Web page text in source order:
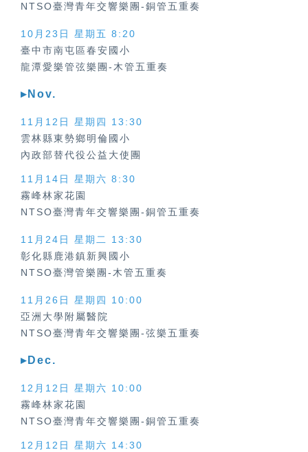
NTSO臺灣青年交響樂團-銅管五重奏
10月23日 星期五 8:20
臺中市南屯區春安國小
龍潭愛樂管弦樂團-木管五重奏
▸Nov.
11月12日 星期四
13:30
雲林縣東勢鄉明倫國小
內政部替代役公益大使團
11月14日 星期六 8:30
霧峰林家花園
NTSO臺灣青年交響樂團-銅管五重奏
11月24日 星期二 13:30
彰化縣鹿港鎮新興國小
NTSO臺灣管樂團-木管五重奏
11月26日 星期四 10:00
亞洲大學附屬醫院
NTSO臺灣青年交響樂團-弦樂五重奏
▸Dec.
12月12日 星期六 10:00
霧峰林家花園
NTSO臺灣青年交響樂團-銅管五重奏
12月12日 星期六 14:30